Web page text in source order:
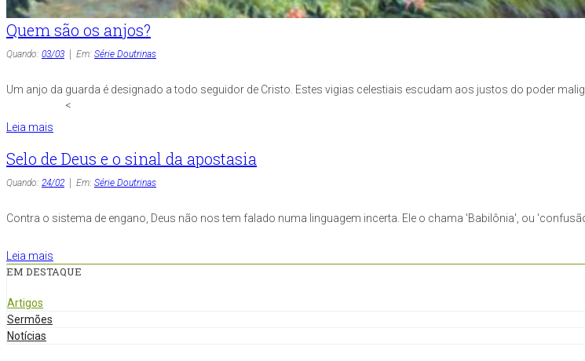
Quem são os anjos?
Quando: 03/03 Em: Série Doutrinas
Um anjo da guarda é designado a todo seguidor de Cristo. Estes vigias celestiais escudam aos justos do poder
Leia mais
Selo de Deus e o sinal da apostasia
Quando: 24/02 Em: Série Doutrinas
Contra o sistema de engano, Deus não nos tem falado numa linguagem incerta. Ele o chama 'Babilônia', ou
Leia mais
EM DESTAQUE
Artigos
Sermões
Notícias
<